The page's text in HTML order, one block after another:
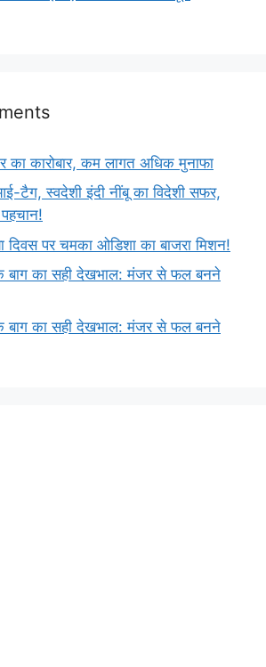
का कारोबार, कम लागत अधिक मुनाफा
टैग, स्वदेशी इंदी नींबू का विदेशी सफर,
दिवस पर चमका ओडिशा का बाजरा मिशन!
का सही देखभाल: मंजर से फल बनने
का सही देखभाल: मंजर से फल बनने